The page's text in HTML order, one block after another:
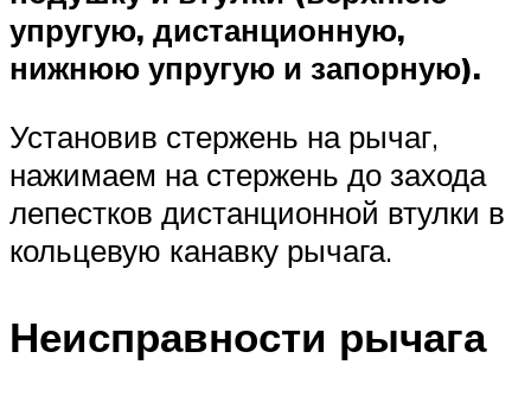
упругую, дистанционную,
нижнюю упругую и запорную).
Установив стержень на рычаг,
нажимаем на стержень до захода
лепестков дистанционной втулки в
кольцевую канавку рычага.
Неисправности рычага